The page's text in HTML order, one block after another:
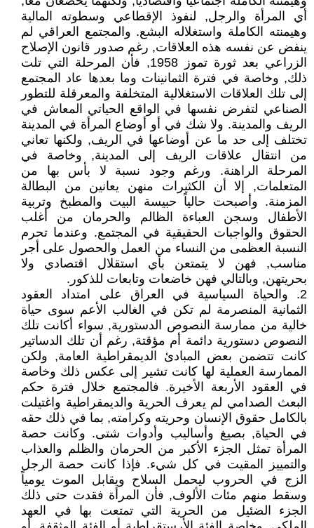
أي المرأة والرجل, لنفوذ الإقطاعي وسطوته المالية
وهيمنته الكاملة واستغلاله البشع. والمجتمع العراقي لم
ينفض عن نفسه هذه العلاقات, رغم صدور قانون الإصلاح
الزراعي بعد ثورة تموز 1958, فأن المرحلة التي تلت
ذلك, وخاصة في فترة الثمانينات وما بعدها عاد المجتمع
إلى تلك العلاقات الاستغلالية المتخلفة والمعرقلة للتطور
الصناعي لتفرض نفسها في الواقع الحياتي المعاش في
الريف والمدينة. ولا شك في أو أوضاع المرأة في المدينة
تختلف إلى حد ما عن أوضاعها في الريف, ولكنها تعاني
من انتقال علاقات الريف إلى المدينة, وخاصة في
المرحلة الراهنة. ورغم وجود نسبة لا بأس بها من
المتعلمات, إلا أن الكثيرات منهن يعانين من البطالة
المزمنة. وأصبحت حالياً حبيسة البيت والمطبخ وتربية
الأطفال وسجن العباءة الظالم والحرمان من أغلب
الحقوق والواجبات الحقيقية في المجتمع. وعندما تحرم
النسبة العظمى من النساء من العمل والحصول على أجر
مناسب, فهن لا يتمتعن بأي استقلال اقتصادي ولا
بحريتهن, وبالتالي فهن خاضعات وتابعات للذكور.
2. والحياة السياسية في العراق على امتداد العقود
الثمانية المنصرمة لم تكن في الغالب الأعم سوى حياة
خالية من ممارسة النصوص الدستورية, سواء أكانت تلك
النصوص دستورية دائمة أم مؤقتة, رغم أن تلك الدساتير
كانت تتضمن بعض المبادئ الديمقراطية العامة, ولكن
الممارسة العملية لها كانت تشير إلى عكس ذلك وخاصة
في العقود الأربعة الأخيرة. فالمجتمع خلال فترة حكم
البعث الصدامي لم يعرف الحرية والديمقراطية واغتيلت
بالكامل حقوق الإنسان وحريته وكرامته, بما في ذلك حقه
في الحياة, بصيغ وأساليب وأدوات شتى. وكانت حصة
المرأة تمثل الجزء الأكبر من الحرمان والظلم والعذاب
والتمييز المقيت في كل شيء. فإذا كانت حصة الرجل
الزج في الحروب ليحمل السلاح ويقابل الموت يومياً
وسقط منهم مئات الألوف, فأن المرأة فقدت حتى ذلك
الجزء الضئيل من الحرية التي تمتعت بها في العهد